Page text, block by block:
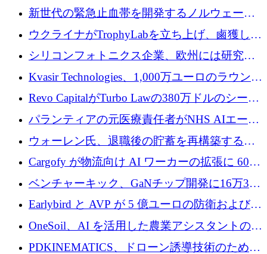
億ユーロの防衛および二重用途成長基金EDM
を開始、ヨーロッパのシリコンフォトニクス
に警告
新世代の緊急止血帯を開発するノルウェーの
スタートアップ企業を紹介する
ウクライナがTrophyLabを立ち上げ、鹵獲した
ロシア兵器を戦場の研究開発プラットフォー
ムに変える
シリコンフォトニクス企業、欧州には研究を
商業的に成功させるためのインフラが不足し
Kvasir Technologies、1,000万ユーロのラウンド
で成長を促進
Revo CapitalがTurbo Lawの380万ドルのシード
ラウンドを主導し、訴訟プラットフォームを
パランティアの元医療責任者がNHS AIエージ
ェントの立ち上げに1,000万ポンドを調達
ウォーレン氏、退職後の貯蓄を再構築するた
めに1,000万ユーロを調達
Cargofy が物流向け AI ワーカーの拡張に 600
万ドルを獲得
ベンチャーキック、GaNチップ開発に16万3千
ユーロでMinisaを支援
Earlybird と AVP が 5 億ユーロの防衛および二
重用途の成長基金である E2D を立ち上げる
OneSoil、AI を活用した農業アシスタントの拡
大に​​ 100 万ユーロを確保
PDKINEMATICS、ドローン誘導技術のために